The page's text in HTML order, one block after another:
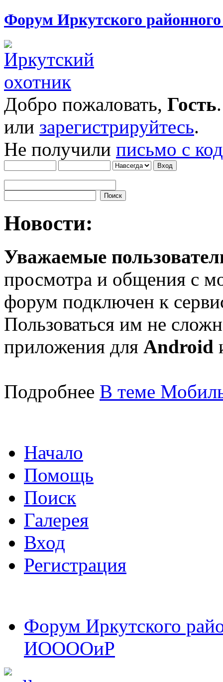
Форум Иркутского
Добро пожаловать, Гость
или зарегистрируйтесь.
Не получили письмо с
Новости:
Уважаемые
просмотра и общения с
форум подключен к
Пользоваться им не
приложения для Android
Подробнее В теме
Начало
Помощь
Поиск
Галерея
Вход
Регистрация
Форум Иркутского
ИООООиР